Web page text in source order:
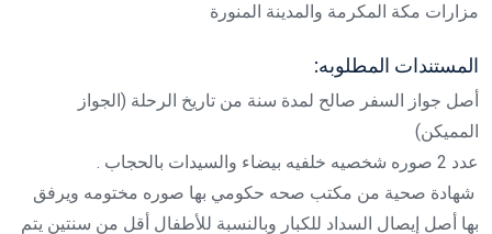
مزارات مكة المكرمة والمدينة المنورة
المستندات المطلوبه:
أصل جواز السفر صالح لمدة سنة من تاريخ الرحلة (الجواز
المميكن)
عدد 2 صوره شخصيه خلفيه بيضاء والسيدات بالحجاب .
شهادة صحية من مكتب صحه حكومي بها صوره مختومه ويرفق
بها أصل إيصال السداد للكبار وبالنسبة للأطفال أقل من سنتين يتم